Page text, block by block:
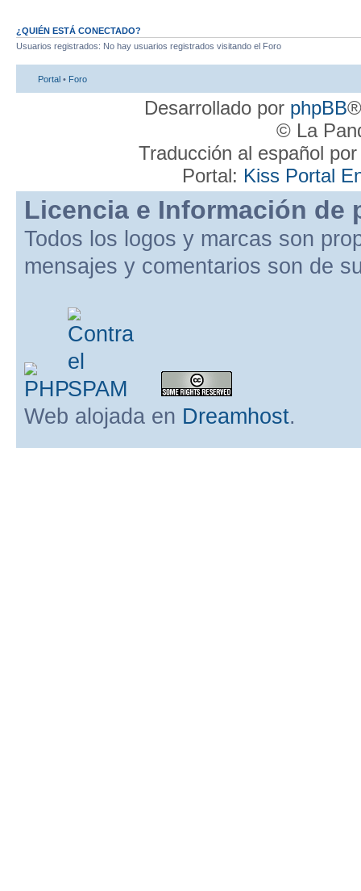
¿QUIÉN ESTÁ CONECTADO?
Usuarios registrados: No hay usuarios registrados visitando el Foro
Portal • Foro
Desarrollado por phpBB
© La
Traducción al español
Portal: Kiss Portal
Licencia e Información de
Todos los logos y marcas son
mensajes y comentarios son de
Web alojada en Dreamhost.